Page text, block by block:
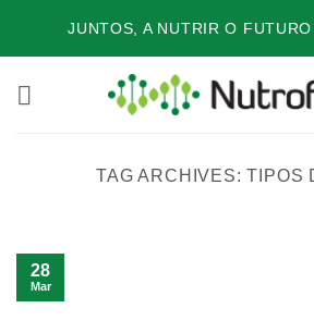
JUNTOS, A NUTRIR O FUTURO
TAG ARCHIVES:TIPOS
28
Mar